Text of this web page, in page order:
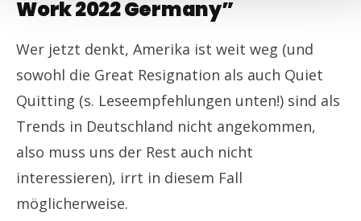
Work 2022 Germany”
Wer jetzt denkt, Amerika ist weit weg (und
sowohl die Great Resignation als auch Quiet
Quitting (s. Leseempfehlungen unten!) sind als
Trends in Deutschland nicht angekommen,
also muss uns der Rest auch nicht
interessieren), irrt in diesem Fall
möglicherweise.